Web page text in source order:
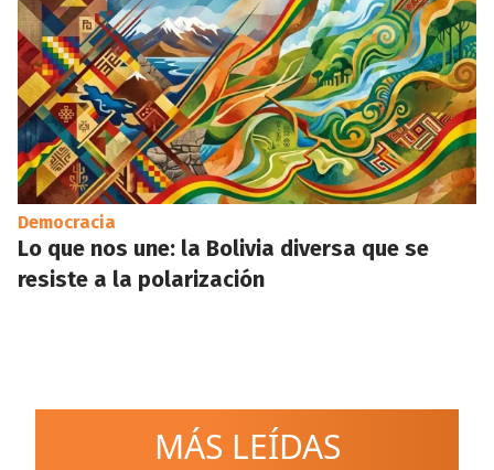
Democracia
Lo que nos une: la Bolivia diversa que se
resiste a la polarización
MÁS LEÍDAS